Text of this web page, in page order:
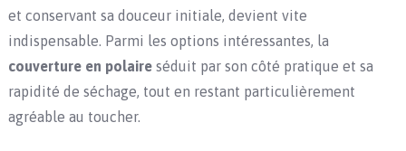
et conservant sa douceur initiale, devient vite
indispensable. Parmi les options intéressantes, la
couverture en polaireséduit par son côté pratique et sa
rapidité de séchage, tout en restant particulièrement
agréable au toucher.